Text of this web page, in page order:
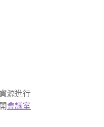
源進行
會議室